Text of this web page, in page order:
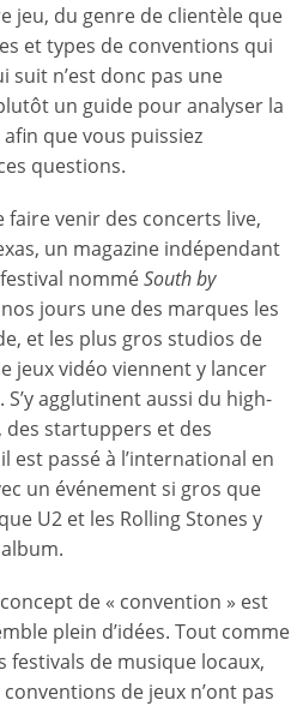
jeu, du genre de clientèle que
et types de conventions qui
suit n’est donc pas une
un guide pour analyser la
que vous puissiez
questions.
faire venir des concerts live,
un magazine indépendant
nomméSouth by
nos jours une des marques les
et les plus gros studios de
jeux vidéo viennent y lancer
agglutinent aussi du high-
startuppers et des
est passé à l’international en
un événement si gros que
U2 et les Rolling Stones y
de « convention » est
plein d’idées. Tout comme
festivals de musique locaux,
de jeux n’ont pas